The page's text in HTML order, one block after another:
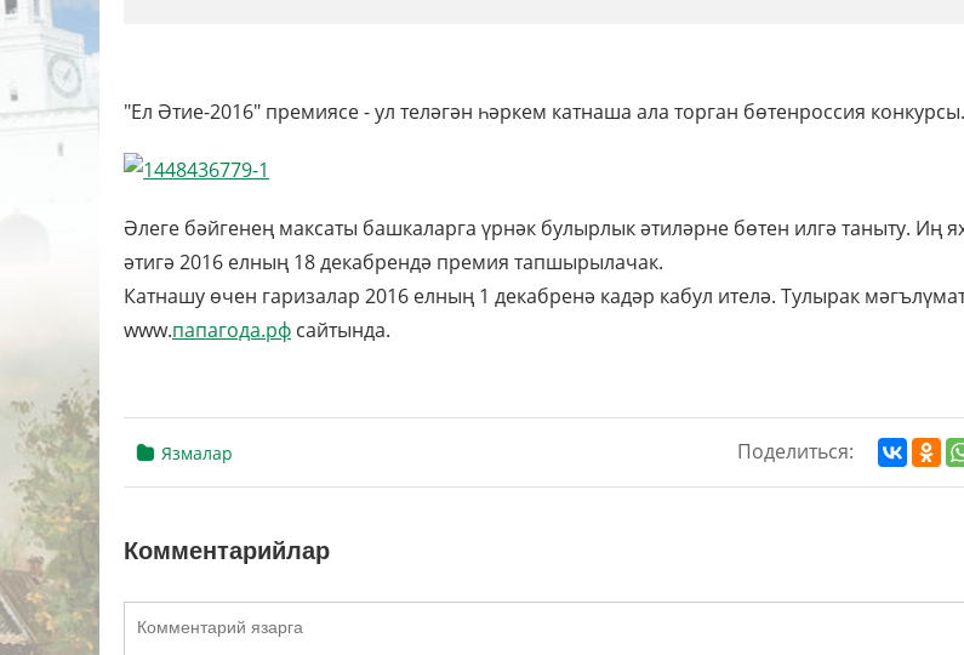
"Ел Әтие-2016" премиясе - ул теләгән һәркем катнаша ала торган бөтенроссия конкурсы.
Әлеге бәйгенең максаты башкаларга үрнәк булырлык әтиләрне бөтен илгә таныту. Иң
әтигә 2016 елның 18 декабрендә премия тапшырылачак.
Катнашу өчен гаризалар 2016 елның 1 декабренә кадәр кабул ителә. Тулырак
www.папагода.рф сайтында.
Язмалар Поделиться:
Комментарийлар